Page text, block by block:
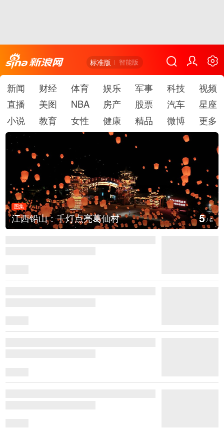
标准版 智能版
新闻 财经 体育 娱乐 军事 科技
视频
直播
美图 NBA 房产 股票 汽车
星座
小说
教育 女性 健康 精品 微博 更多
图集
江西铅山：千灯点亮葛仙村 5/6